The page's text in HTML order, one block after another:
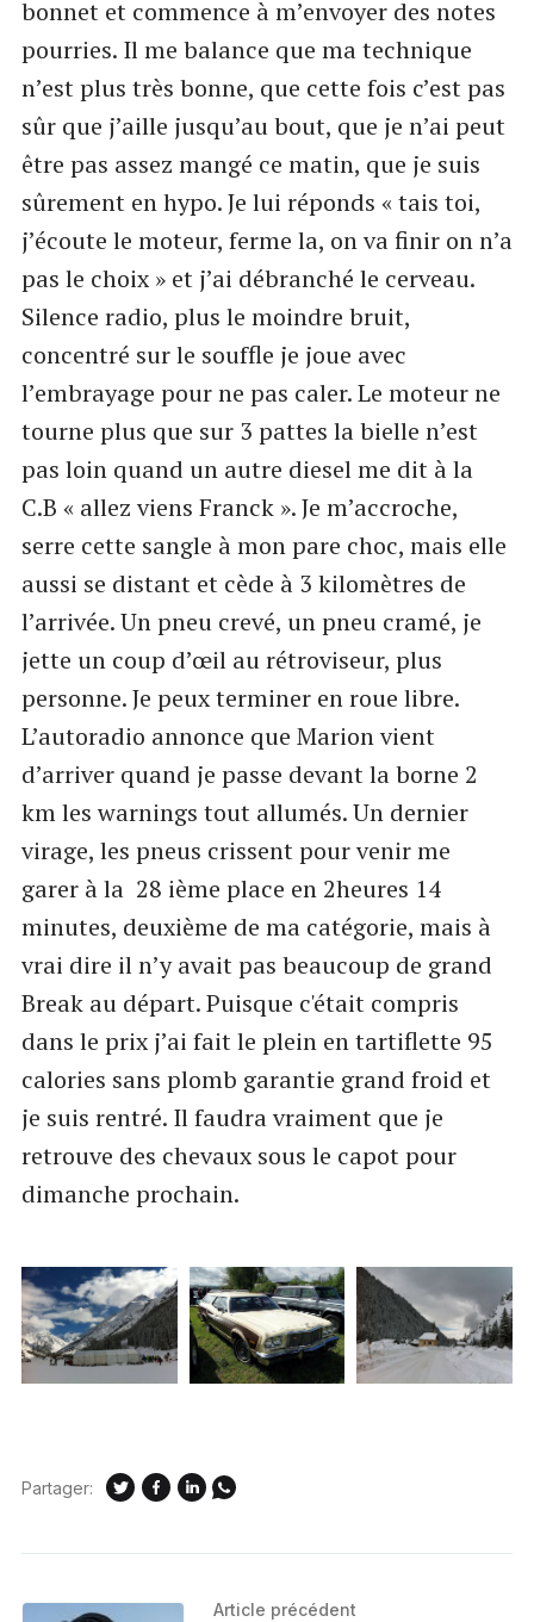
bonnet et commence à m’envoyer des notes
pourries. Il me balance que ma technique
n’est plus très bonne, que cette fois c’est pas
sûr que j’aille jusqu’au bout, que je n’ai peut
être pas assez mangé ce matin, que je suis
sûrement en hypo. Je lui réponds « tais toi,
j’écoute le moteur, ferme la, on va finir on n’a
pas le choix » et j’ai débranché le cerveau.
Silence radio, plus le moindre bruit,
concentré sur le souffle je joue avec
l’embrayage pour ne pas caler. Le moteur ne
tourne plus que sur 3 pattes la bielle n’est
pas loin quand un autre diesel me dit à la
C.B « allez viens Franck ». Je m’accroche,
serre cette sangle à mon pare choc, mais elle
aussi se distant et cède à 3 kilomètres de
l’arrivée. Un pneu crevé, un pneu cramé, je
jette un coup d’œil au rétroviseur, plus
personne. Je peux terminer en roue libre.
L’autoradio annonce que Marion vient
d’arriver quand je passe devant la borne 2
km les warnings tout allumés. Un dernier
virage, les pneus crissent pour venir me
garer à la 28 ième place en 2heures 14
minutes, deuxième de ma catégorie, mais à
vrai dire il n’y avait pas beaucoup de grand
Break au départ. Puisque c'était compris
dans le prix j’ai fait le plein en tartiflette 95
calories sans plomb garantie grand froid et
je suis rentré. Il faudra vraiment que je
retrouve des chevaux sous le capot pour
dimanche prochain.
Partager:
Article précédent